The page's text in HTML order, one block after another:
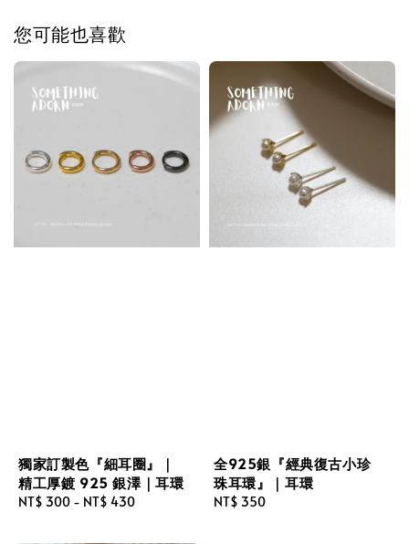
您可能也喜歡
獨家訂製色『細耳圈』｜
精工厚鍍 925 銀澤｜耳環
Regular
NT$ 300 - NT$ 430
全925銀『經典復古小珍
珠耳環』｜耳環
Regular
NT$ 350